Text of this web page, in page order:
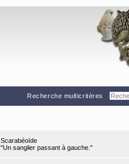
Recherche multicritères
Scarabéoïde
"Un sanglier passant à gauche."